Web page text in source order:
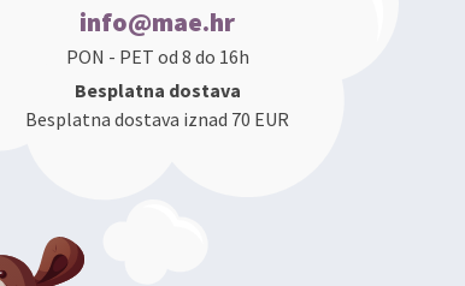
info@mae.hr
PON - PET od 8 do 16h
Besplatna dostava
Besplatna dostava iznad 70 EUR